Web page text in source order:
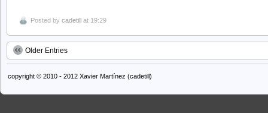
Posted by cadetill at 19:29
Older Entries
copyright © 2010 - 2012 Xavier Martínez (cadetill)